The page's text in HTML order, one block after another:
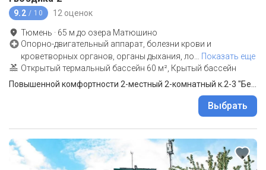
9.2 / 10 12 оценок
Тюмень · 65 м до озера Матюшино
Опорно-двигательный аппарат, болезни крови и
кроветворных органов, органы дыхания, ло
Показать еще
Открытый термальный бассейн 60 м², Крытый бассейн
Выбрать